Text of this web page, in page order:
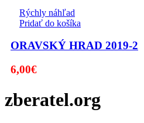
Rýchly náhľad
Pridať do košíka
ORAVSKÝ HRAD 2019-2
6,00€
zberatel.org